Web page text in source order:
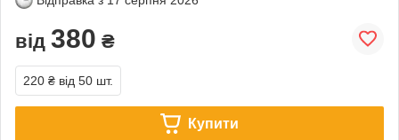
від 380 ₴
220 ₴ від 50 шт.
Купити